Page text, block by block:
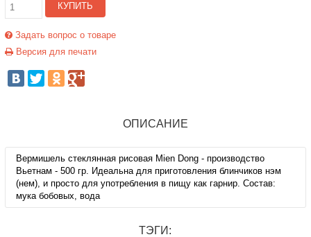
КУПИТЬ
Задать вопрос о товаре
Версия для печати
ОПИСАНИЕ
Вермишель стеклянная рисовая Mien Dong - производство
Вьетнам - 500 гр. Идеальна для приготовления блинчиков нэм
(нем), и просто для употребления в пищу как гарнир. Состав:
мука бобовых, вода
ТЭГИ: